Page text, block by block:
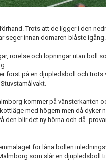
Trots att de ligger i den
seger innan domaren blåste igång.
rörelse och löpningar utan boll
först på en djupledsboll och trots
kommer på vänsterkanten
med högern men då dyker
den blir det ny hörna och då
för låna bollen
som slår en djupledsboll